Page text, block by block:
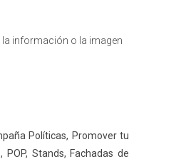
la información o la imagen
Políticas, Promover tu
Stands, Fachadas de